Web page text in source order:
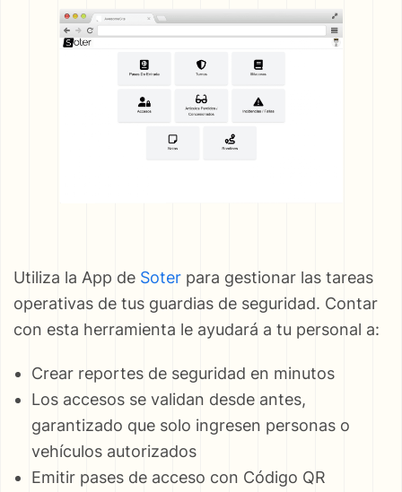
Utiliza la App de Soter para gestionar las tareas
operativas de tus guardias de seguridad. Contar
con esta herramienta le ayudará a tu personal a:
Crear reportes de seguridad en minutos
Los accesos se validan desde antes,
garantizado que solo ingresen personas o
vehículos autorizados
Emitir pases de acceso con Código QR